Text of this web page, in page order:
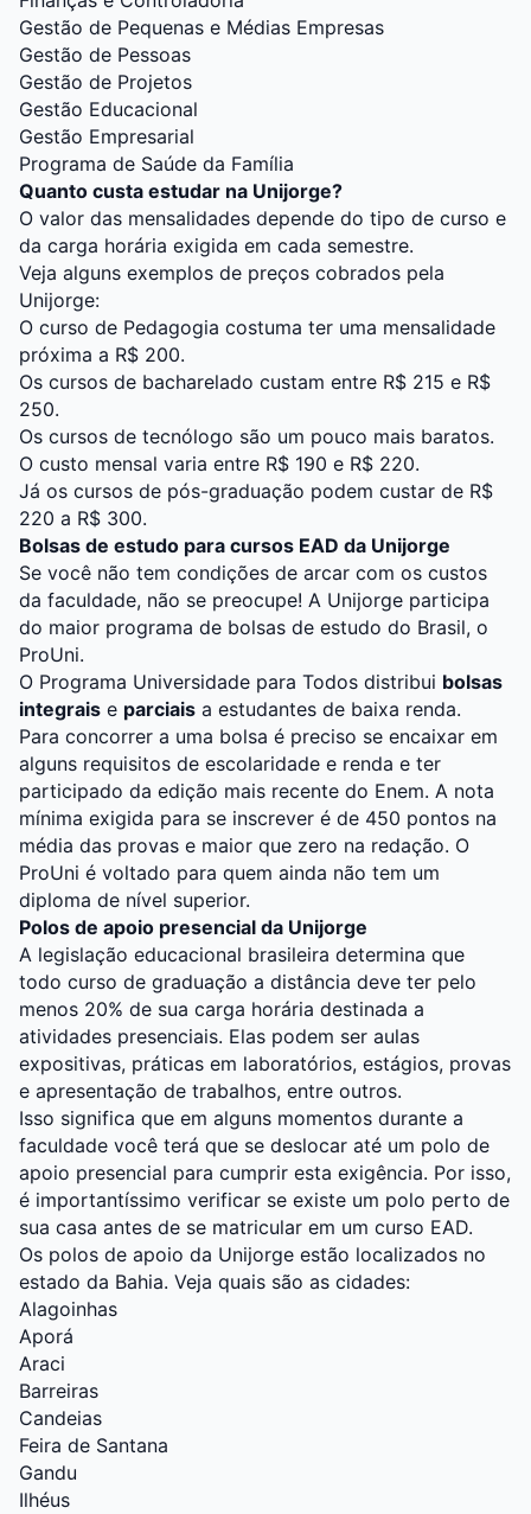
Gestão de Pequenas e Médias Empresas
Gestão de Pessoas
Gestão de Projetos
Gestão Educacional
Gestão Empresarial
Programa de Saúde da Família
Quanto custa estudar na Unijorge?
O valor das mensalidades depende do tipo de curso e
da carga horária exigida em cada semestre.
Veja alguns exemplos de preços cobrados pela
Unijorge:
O curso de Pedagogia costuma ter uma mensalidade
próxima a R$ 200.
Os cursos de bacharelado custam entre R$ 215 e R$
250.
Os cursos de tecnólogo são um pouco mais baratos.
O custo mensal varia entre R$ 190 e R$ 220.
Já os cursos de pós-graduação podem custar de R$
220 a R$ 300.
Bolsas de estudo para cursos EAD da Unijorge
Se você não tem condições de arcar com os custos
da faculdade, não se preocupe! A Unijorge participa
do maior programa de bolsas de estudo do Brasil, o
ProUni.
O Programa Universidade para Todos distribui bolsas
integrais e parciais a estudantes de baixa renda.
Para concorrer a uma bolsa é preciso se encaixar em
alguns requisitos de escolaridade e renda e ter
participado da edição mais recente do Enem. A nota
mínima exigida para se inscrever é de 450 pontos na
média das provas e maior que zero na redação. O
ProUni é voltado para quem ainda não tem um
diploma de nível superior.
Polos de apoio presencial da Unijorge
A legislação educacional brasileira determina que
todo curso de graduação a distância deve ter pelo
menos 20% de sua carga horária destinada a
atividades presenciais. Elas podem ser aulas
expositivas, práticas em laboratórios, estágios, provas
e apresentação de trabalhos, entre outros.
Isso significa que em alguns momentos durante a
faculdade você terá que se deslocar até um polo de
apoio presencial para cumprir esta exigência. Por isso,
é importantíssimo verificar se existe um polo perto de
sua casa antes de se matricular em um curso EAD.
Os polos de apoio da Unijorge estão localizados no
estado da Bahia. Veja quais são as cidades:
Alagoinhas
Aporá
Araci
Barreiras
Candeias
Feira de Santana
Gandu
Ilhéus